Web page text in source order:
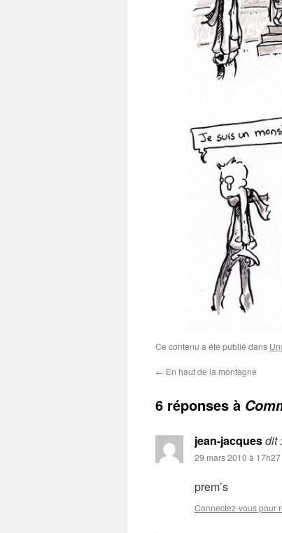
Ce contenu a été publié dans
← En haut de la montagne
6 réponses à
jean-jacquesdit :
29 mars 2010 à 17h27
prem’s
Connectez-vous pour